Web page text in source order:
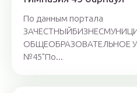
По данным портала
ОБЩЕОБРАЗОВАТЕЛЬНОЕ
№45"По...